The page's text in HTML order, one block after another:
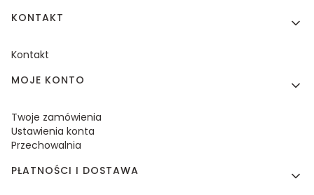
KONTAKT
Kontakt
MOJE KONTO
Twoje zamówienia
Ustawienia konta
Przechowalnia
PŁATNOŚCI I DOSTAWA